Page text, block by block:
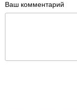
Ваш комментарий